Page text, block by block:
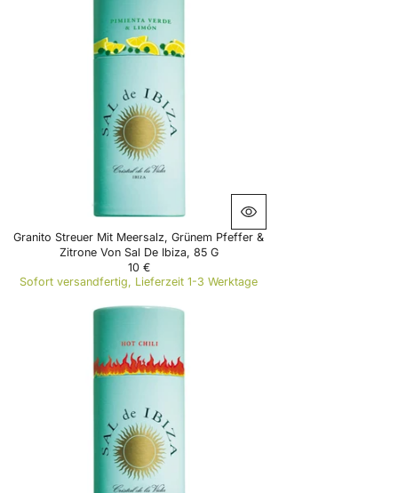
A
R
P
C
E
6
,
8
Granito Streuer Mit Meersalz, Grünem Pfeffer &
Zitrone Von Sal De Ibiza, 85 G
R
E
G
A
R
P
I
C
E
0
€
10 €
Sofort versandfertig, Lieferzeit 1-3 Werktage